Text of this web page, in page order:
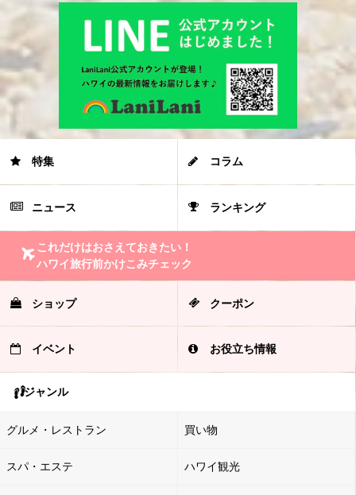
特集 コラム
ニュース ランキング
これだけはおさえておきたい！
ハワイ旅行前かけこみチェック
ショップ クーポン
イベント お役立ち情報
ジャンル
グルメ・レストラン 買い物
スパ・エステ ハワイ観光